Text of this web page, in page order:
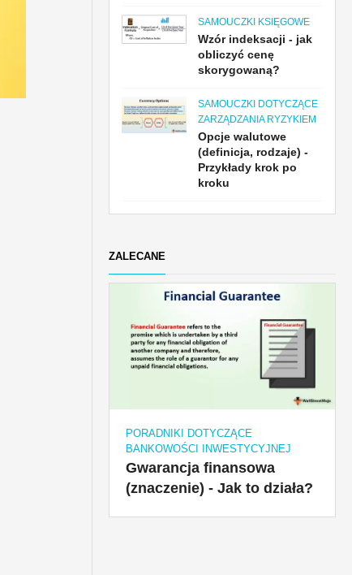
SAMOUCZKI KSIĘGOWE
Wzór indeksacji - jak
obliczyć cenę
skorygowaną?
SAMOUCZKI DOTYCZĄCE
ZARZĄDZANIA RYZYKIEM
Opcje walutowe
(definicja, rodzaje) -
Przykłady krok po
kroku
ZALECANE
PORADNIKI DOTYCZĄCE
BANKOWOŚCI INWESTYCYJNEJ
Gwarancja finansowa
(znaczenie) - Jak to działa?